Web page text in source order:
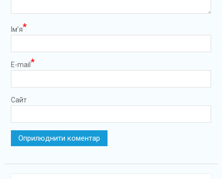
Ім’я*
E-mail *
Сайт